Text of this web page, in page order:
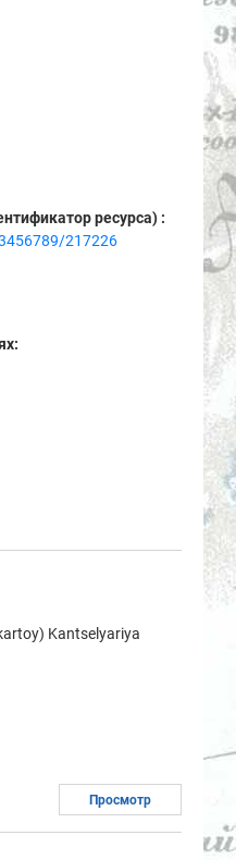
ресурса) :
217226
Kantselyariya
Просмотр